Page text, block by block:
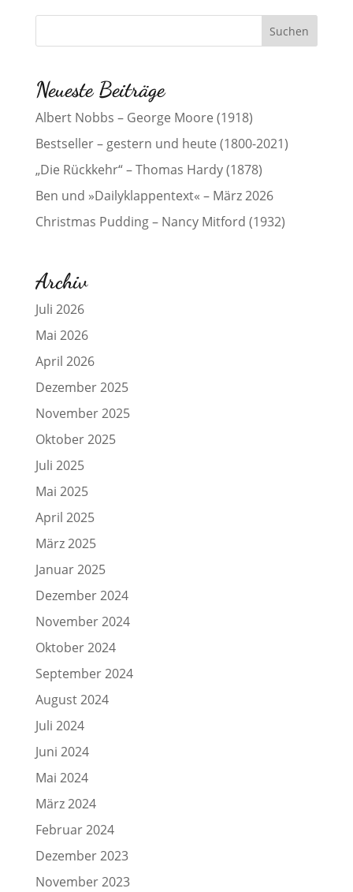
Neueste Beiträge
Albert Nobbs – George Moore (1918)
Bestseller – gestern und heute (1800-2021)
„Die Rückkehr“ – Thomas Hardy (1878)
Ben und »Dailyklappentext« – März 2026
Christmas Pudding – Nancy Mitford (1932)
Archiv
Juli 2026
Mai 2026
April 2026
Dezember 2025
November 2025
Oktober 2025
Juli 2025
Mai 2025
April 2025
März 2025
Januar 2025
Dezember 2024
November 2024
Oktober 2024
September 2024
August 2024
Juli 2024
Juni 2024
Mai 2024
März 2024
Februar 2024
Dezember 2023
November 2023